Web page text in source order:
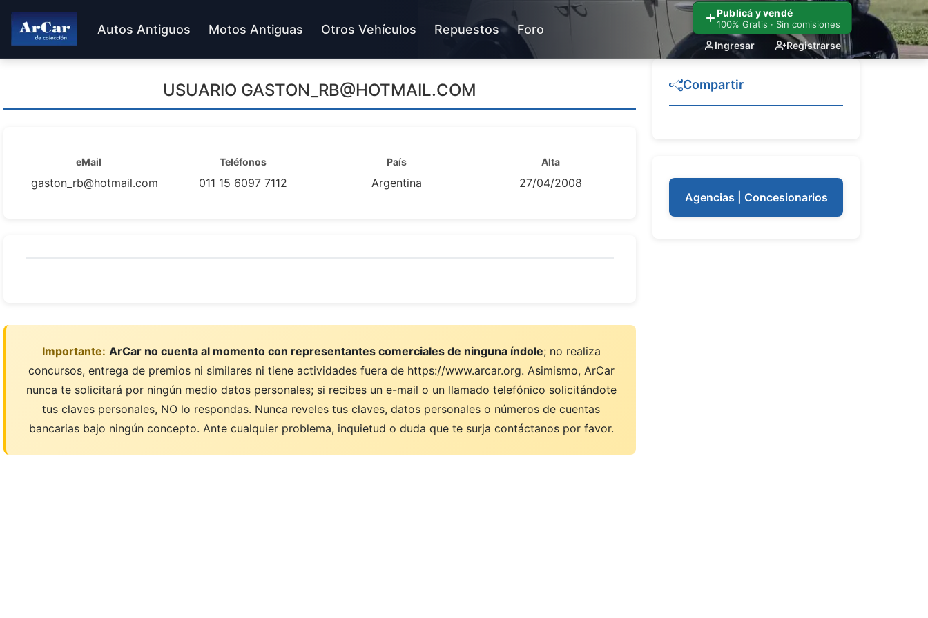
Publicá y vendé
100% Gratis · Sin comisiones
Ingresar Registrarse
Autos Antiguos Motos Antiguas Otros Vehículos Repuestos Foro
USUARIO GASTON_RB@HOTMAIL.COM
eMail
gaston_rb@hotmail.com
Teléfonos
011 15 6097 7112
País
Argentina
Alta
27/04/2008
Importante: ArCar no cuenta al momento con representantes comerciales de ninguna índole; no realiza
concursos, entrega de premios ni similares ni tiene actividades fuera de https://www.arcar.org. Asimismo, ArCar
nunca te solicitará por ningún medio datos personales; si recibes un e-mail o un llamado telefónico solicitándote
tus claves personales, NO lo respondas. Nunca reveles tus claves, datos personales o números de cuentas
bancarias bajo ningún concepto. Ante cualquier problema, inquietud o duda que te surja contáctanos por favor.
Compartir
Agencias | Concesionarios